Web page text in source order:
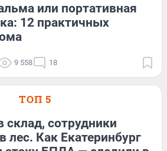
или портативная
12 практичных
9 558 18
ТОП 5
склад, сотрудники
лес. Как Екатеринбург